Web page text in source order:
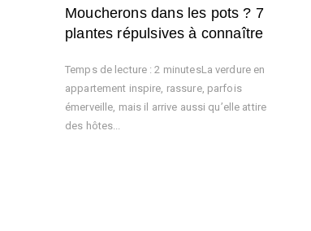
Moucherons dans les pots ? 7
plantes répulsives à connaître
Temps de lecture : 2 minutesLa verdure en
appartement inspire, rassure, parfois
émerveille, mais il arrive aussi qu’elle attire
des hôtes...